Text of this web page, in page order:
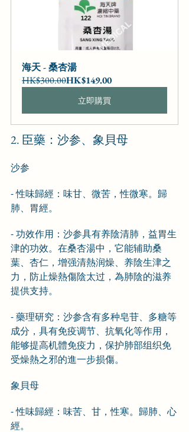
海天 - 桑杏湯
HK$300.00HK$149.00
立即購買
2. 臣藥：沙参、象貝母
沙参
- 性味歸經：味甘、微苦，性微寒。歸
肺、胃經。
- 功效作用：沙参具有养陰清肺，益胃生
津的功效。在桑杏湯中，它能辅助桑
葉、杏仁，增强清熱润燥、养陰生津之
力，防止燥熱傷陰太过，為肺陰的滋养
提供支持。
- 藥理研究：沙参含有多种皂苷、多糖等
成分，具有免疫调节、抗氧化等作用，
能够提高机體免疫力，保护肺部组织免
受燥熱之邪的進一步损傷。
象貝母
- 性味歸經：味苦、甘，性寒。歸肺、心
經。